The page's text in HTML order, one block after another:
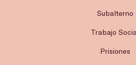
Subalterno
Trabajo
Prisiones